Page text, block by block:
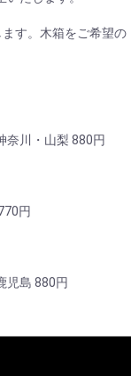
す。木箱をご希望の
奈川・山梨 880円
円
児島 880円